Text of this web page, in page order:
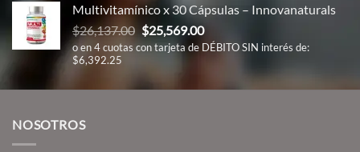
Multivitamínico x 30 Cápsulas – Innovanaturals
$26,137.00 El
precio
era:
$25,569.00El
precio
o en 4 cuotas con tarjeta de DÉBITO SIN interés de:
$6,392.25
NOSOTROS